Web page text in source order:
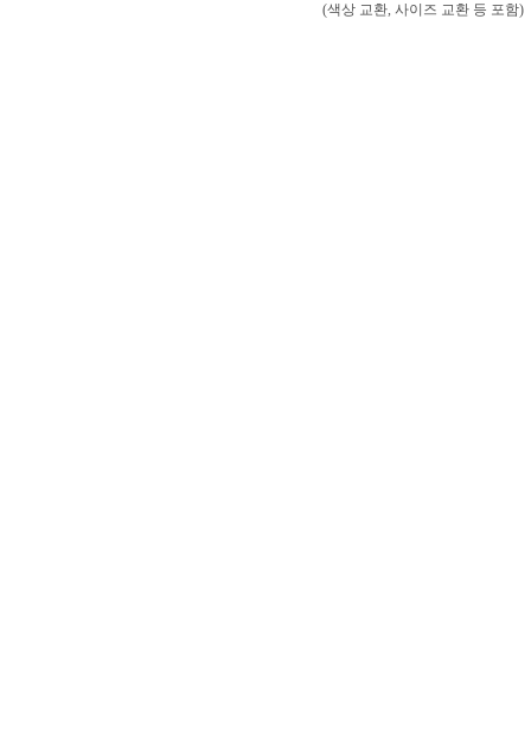
(색상 교환, 사이즈 교환 등 포함)